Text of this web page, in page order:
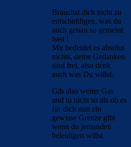
Brauchst dich nicht zu
entschuldigen, was du
auch genau so gemeint
hast !
Mir bedeutet es absolut
nichts, deine Gedanken
sind frei, also denk
auch was Du willst.
Gib also weiter Gas
und tu nicht so als ob es
für dich nun ein
gewisse Grenze gibt
wenn du jemanden
beleidigen willst.